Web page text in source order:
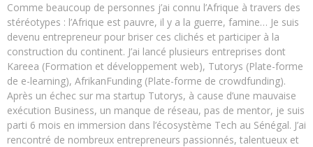
Comme beaucoup de personnes j’ai connu l’Afrique à travers des
stéréotypes : l’Afrique est pauvre, il y a la guerre, famine… Je suis
devenu entrepreneur pour briser ces clichés et participer à la
construction du continent. J’ai lancé plusieurs entreprises dont
Kareea (Formation et développement web), Tutorys (Plate-forme
de e-learning), AfrikanFunding (Plate-forme de crowdfunding).
Après un échec sur ma startup Tutorys, à cause d’une mauvaise
exécution Business, un manque de réseau, pas de mentor, je suis
parti 6 mois en immersion dans l’écosystème Tech au Sénégal. J’ai
rencontré de nombreux entrepreneurs passionnés, talentueux et